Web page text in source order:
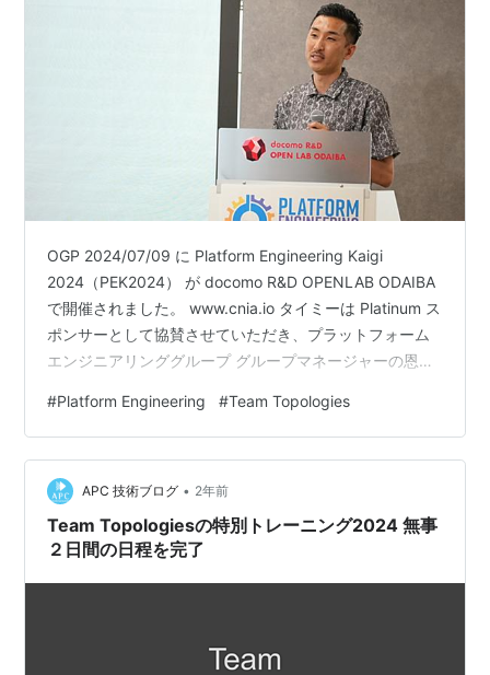
OGP 2024/07/09 に Platform Engineering Kaigi
2024（PEK2024） が docomo R&D OPENLAB ODAIBA
で開催されました。 www.cnia.io タイミーは Platinum ス
ポンサーとして協賛させていただき、プラットフォーム
エンジニアリンググループ グループマネージャーの恩田
グ・成果指標設計から考える組織作り事例の紹介」を発
表しました。 タイミーには世界中で開催されるすべての
技術系カンファレンスに無制限で参加できる「Kaigi
Pass」という制度があります。この制度を活…
#Platform Engineering #Team Topologies
APC 技術ブログ • 2年前
Team Topologiesの特別トレーニング2024 無事
２日間の日程を完了